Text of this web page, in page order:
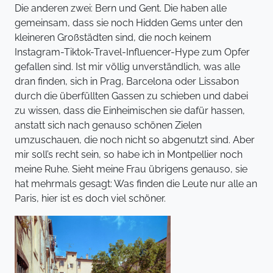
Die anderen zwei: Bern und Gent. Die haben alle
gemeinsam, dass sie noch Hidden Gems unter den
kleineren Großstädten sind, die noch keinem
Instagram-Tiktok-Travel-Influencer-Hype zum Opfer
gefallen sind. Ist mir völlig unverständlich, was alle
dran finden, sich in Prag, Barcelona oder Lissabon
durch die überfüllten Gassen zu schieben und dabei
zu wissen, dass die Einheimischen sie dafür hassen,
anstatt sich nach genauso schönen Zielen
umzuschauen, die noch nicht so abgenutzt sind. Aber
mir soll’s recht sein, so habe ich in Montpellier noch
meine Ruhe. Sieht meine Frau übrigens genauso, sie
hat mehrmals gesagt: Was finden die Leute nur alle an
Paris, hier ist es doch viel schöner.